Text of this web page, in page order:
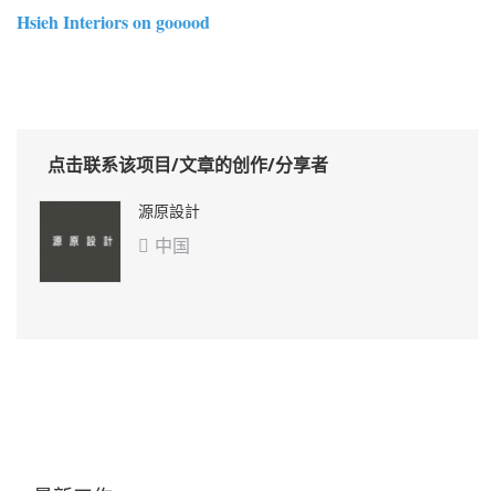
Hsieh Interiors on gooood
点击联系该项目/文章的创作/分享者
源原設計
 中国